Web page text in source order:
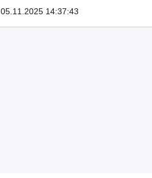
05.11.2025 14:37:43